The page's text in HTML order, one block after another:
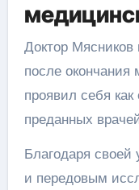
Доктор Мясников
после окончания
проявил себя
преданных
Благодаря своей
и передовым